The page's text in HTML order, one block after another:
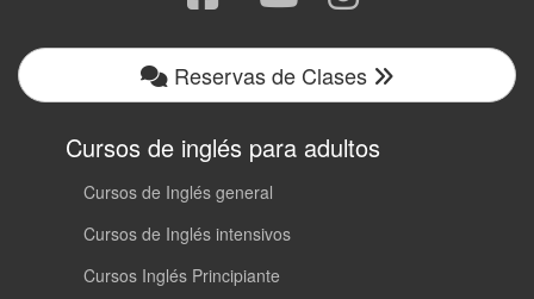
Reservas de Clases
Cursos de inglés para adultos
Cursos de Inglés general
Cursos de Inglés intensivos
Cursos Inglés Principiante